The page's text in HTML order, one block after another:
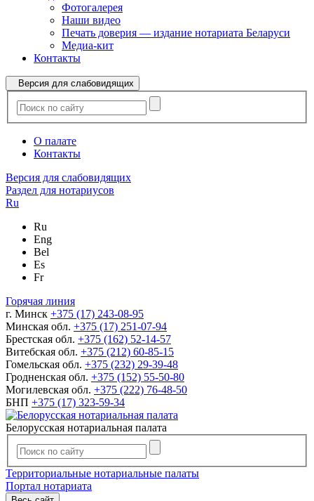
Фотогалерея
Наши видео
Печать доверия — издание нотариата Беларуси
Медиа-кит
Контакты
Версия для слабовидящих
О палате
Контакты
Версия для слабовидящих
Раздел для нотариусов
Ru
Ru
Eng
Bel
Es
Fr
Горячая линия
г. Минск +375 (17) 243-08-95
Минская обл. +375 (17) 251-07-94
Брестская обл. +375 (162) 52-14-57
Витебская обл. +375 (212) 60-85-15
Гомельская обл. +375 (232) 29-39-48
Гродненская обл. +375 (152) 55-50-80
Могилевская обл. +375 (222) 76-48-50
БНП +375 (17) 323-59-34
Белорусская нотариальная палата
Территориальные нотариальные палаты
Портал нотариата